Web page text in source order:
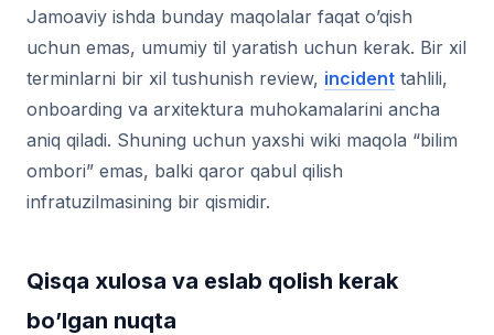
Jamoaviy ishda bunday maqolalar faqat o’qish
uchun emas, umumiy til yaratish uchun kerak. Bir xil
terminlarni bir xil tushunish review, incident tahlili,
onboarding va arxitektura muhokamalarini ancha
aniq qiladi. Shuning uchun yaxshi wiki maqola “bilim
ombori” emas, balki qaror qabul qilish
infratuzilmasining bir qismidir.
Qisqa xulosa va eslab qolish kerak
bo’lgan nuqta